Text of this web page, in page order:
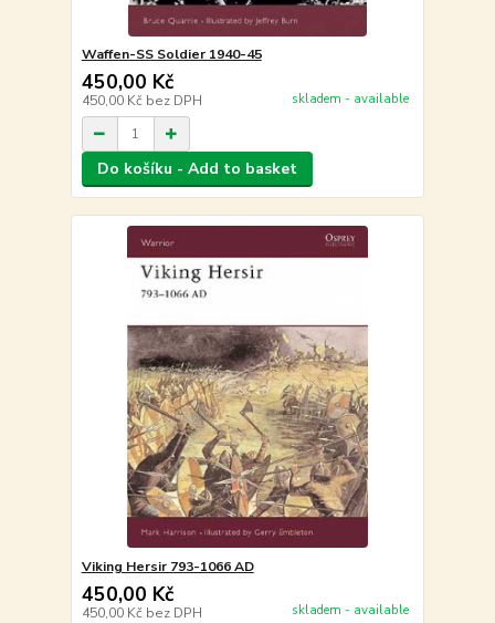
Waffen-SS Soldier 1940-45
450,00 Kč
450,00 Kč bez DPH skladem - available
Do košíku - Add to basket
Viking Hersir 793-1066 AD
450,00 Kč
450,00 Kč bez DPH skladem - available